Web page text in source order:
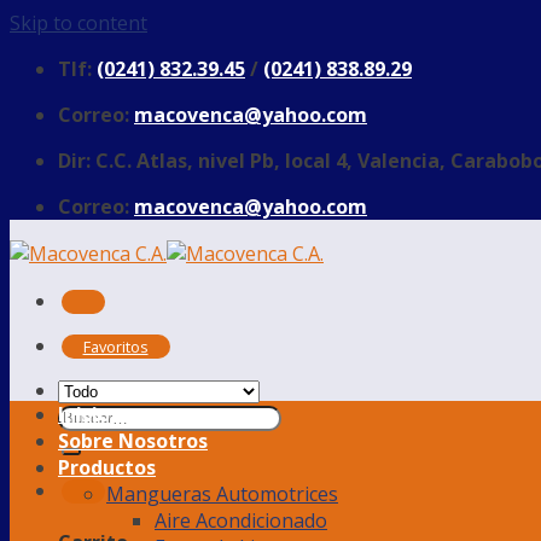
Skip to content
Tlf: (0241) 832.39.45/ (0241) 838.89.29
Correo: macovenca@yahoo.com
Dir: C.C. Atlas, nivel Pb, local 4, Valencia,
Correo: macovenca@yahoo.com
Favoritos
Inicio
Sobre Nosotros
Productos
Mangueras Automotrices
Aire Acondicionado